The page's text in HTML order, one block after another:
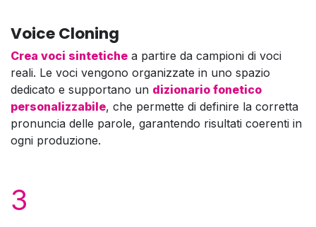
Voice Cloning
Crea voci sintetiche a partire da campioni di voci
reali. Le voci vengono organizzate in uno spazio
dedicato e supportano un dizionario fonetico
personalizzabile, che permette di definire la corretta
pronuncia delle parole, garantendo risultati coerenti in
ogni produzione.
3